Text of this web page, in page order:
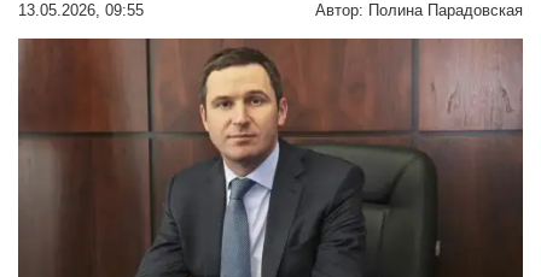
13.05.2026, 09:55 Автор: Полина Парадовская